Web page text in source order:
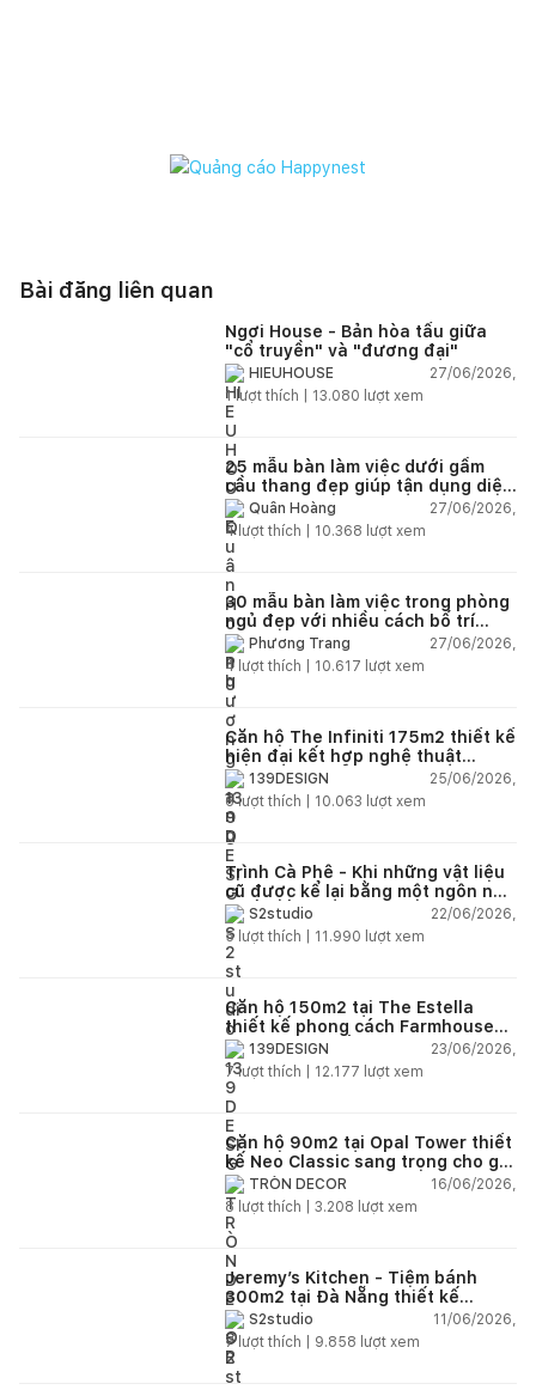
Bài đăng liên quan
Ngơi House - Bản hòa tấu giữa
"cổ truyền" và "đương đại"
HIEUHOUSE
27/06/2026,
1lượt thích | 13.080 lượt xem
25 mẫu bàn làm việc dưới gầm
cầu thang đẹp giúp tận dụng diện
tích tưởng chừng bị bỏ quên
Quân Hoàng
27/06/2026,
4lượt thích | 10.368 lượt xem
30 mẫu bàn làm việc trong phòng
ngủ đẹp với nhiều cách bố trí
thông minh cho mọi diện tích
Phương Trang
27/06/2026,
4 lượt thích | 10.617 lượt xem
Căn hộ The Infiniti 175m2 thiết kế
hiện đại kết hợp nghệ thuật
Modern Art đầy cảm xúc
139DESIGN
25/06/2026,
6lượt thích | 10.063 lượt xem
Trình Cà Phê - Khi những vật liệu
cũ được kể lại bằng một ngôn ngữ
thiết kế mới
S2studio
22/06/2026,
5 lượt thích | 11.990 lượt xem
Căn hộ 150m2 tại The Estella
thiết kế phong cách Farmhouse
thanh lịch và ấm áp
139DESIGN
23/06/2026,
7lượt thích | 12.177 lượt xem
Căn hộ 90m2 tại Opal Tower thiết
kế Neo Classic sang trọng cho gia
đình trẻ
TRÒN DECOR
16/06/2026,
8 lượt thích | 3.208 lượt xem
Jeremy’s Kitchen - Tiệm bánh
300m2 tại Đà Nẵng thiết kế
phong cách công nghiệp hiện đại
ngập tràn ánh sáng tự nhiên
S2studio
11/06/2026,
7lượt thích | 9.858 lượt xem